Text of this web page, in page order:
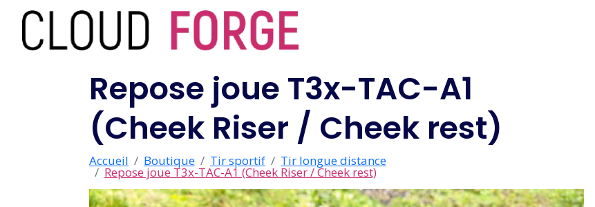
Repose joue T3x-TAC-A1
(Cheek Riser / Cheek rest)
Accueil Boutique Tir sportif Tir longue distance
Repose joue T3x-TAC-A1 (Cheek Riser / Cheek rest)